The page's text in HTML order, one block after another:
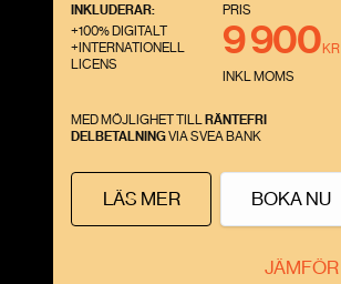
INKLUDERAR:
+100% DIGITALT
+INTERNATIONELL
LICENS
PRIS
9 900KR
INKL MOMS
MED MÖJLIGHET TILL RÄNTEFRI
DELBETALNINGVIA SVEA BANK
LÄS MER BOKA NU
JÄMFÖR